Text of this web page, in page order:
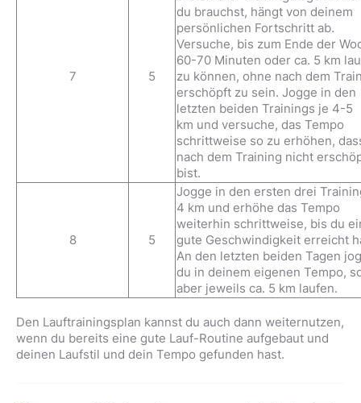
7 5
du brauchst, hängt von deinem
persönlichen Fortschritt ab.
Versuche, bis zum Ende der
60-70 Minuten oder ca. 5 km
zu können, ohne nach dem
erschöpft zu sein. Jogge in den
letzten beiden Trainings je 4-5
km und versuche, das Tempo
schrittweise so zu erhöhen,
nach dem Training nicht
bist.
8 5
Jogge in den ersten drei
4 km und erhöhe das Tempo
weiterhin schrittweise, bis du
gute Geschwindigkeit erreicht
An den letzten beiden Tagen
du in deinem eigenen Tempo,
aber jeweils ca. 5 km laufen.
Den Lauftrainingsplan kannst du auch dann weiternutzen,
wenn du bereits eine gute Lauf-Routine aufgebaut und
deinen Laufstil und dein Tempo gefunden hast.